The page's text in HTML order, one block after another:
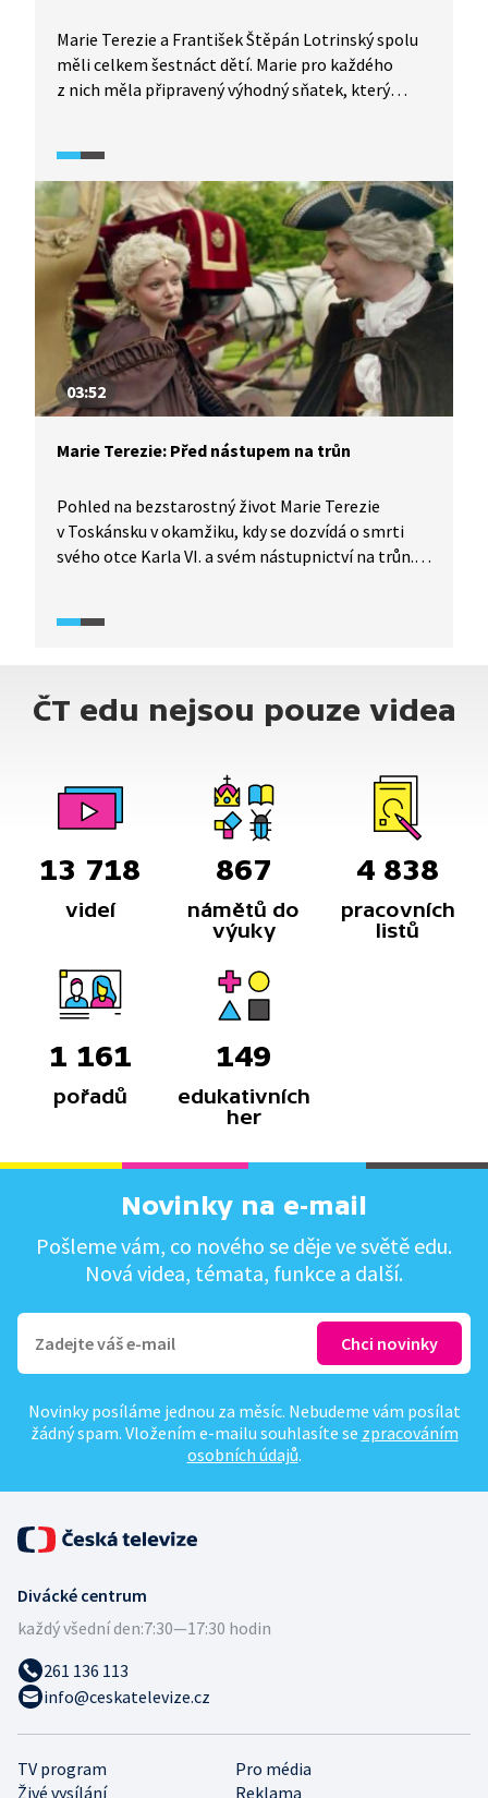
Marie Terezie a František Štěpán Lotrinský spolu
měli celkem šestnáct dětí. Marie pro každého
z nich měla připravený výhodný sňatek, který
zasnubuj" kladla nad své osobní zájmy zájem
dynastie.
03:52
Marie Terezie: Před nástupem na trůn
Pohled na bezstarostný život Marie Terezie
v Toskánsku v okamžiku, kdy se dozvídá o smrti
svého otce Karla VI. a svém nástupnictví na trůn.
který byl velmi úspěšným podnikatelem
ČT edu nejsou pouze videa
13 718
videí
867
námětů do
výuky
4 838
pracovních
listů
1 161
pořadů
149
edukativních
her
Novinky na e-mail
Pošleme vám, co nového se děje ve světě edu.
Nová videa, témata, funkce a další.
Novinky posíláme jednou za měsíc. Nebudeme vám posílat
žádný spam. Vložením e-mailu souhlasíte se zpracováním
osobních údajů.